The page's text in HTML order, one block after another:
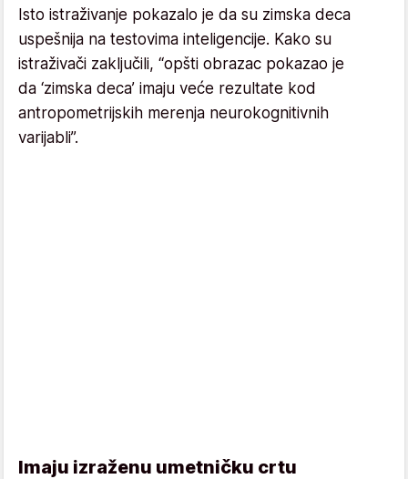
Isto istraživanje pokazalo je da su zimska deca
uspešnija na testovima inteligencije. Kako su
istraživači zaključili, “opšti obrazac pokazao je
da ‘zimska deca’ imaju veće rezultate kod
antropometrijskih merenja neurokognitivnih
varijabli”.
Imaju izraženu umetničku crtu